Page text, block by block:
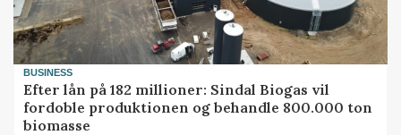
BUSINESS
Efter lån på 182 millioner: Sindal Biogas vil
fordoble produktionen og behandle 800.000 ton
biomasse